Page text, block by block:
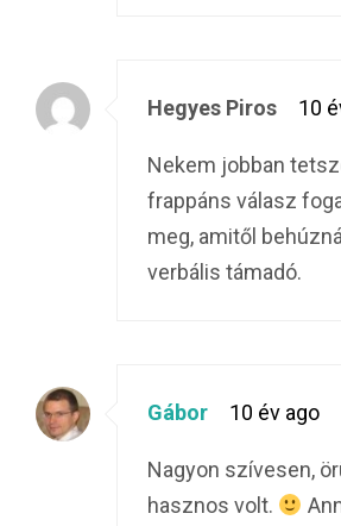
Hegyes Piros 10
Nekem jobban
frappáns válasz
meg, amitől
verbális támadó.
Gábor 10 év ago
Nagyon szívesen,
hasznos volt.